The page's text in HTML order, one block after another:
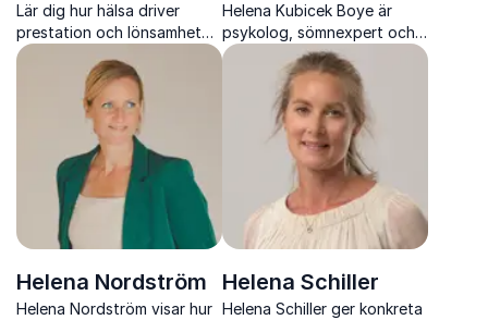
Lär dig hur hälsa driver
prestation och lönsamhet
med Helena Hafström
Helena Kubicek Boye är
psykolog, sömnexpert och
författare som gör komplex
kunskap konkret, varm och
engagerande.
Helena Nordström
Helena Nordström visar hur
Helena Schiller
Helena Schiller ger konkreta